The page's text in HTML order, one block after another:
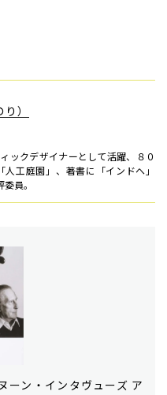
）
ックデザイナーとして活躍、８０
工庭園」、著書に「インドへ」
員。
ーン・インタヴューズ ア